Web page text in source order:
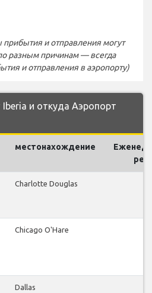
и отправления могут
разным причинам — всегда
и отправления в аэропорту)
Iberia и откуда Аэропорт
местонахождение
Charlotte Douglas
Chicago O'Hare
Dallas